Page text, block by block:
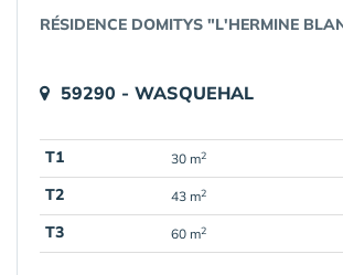
RÉSIDENCE DOMITYS "L'HERMINE
59290 - WASQUEHAL
T1 30 m2
T2
43 m2
T3
60 m2